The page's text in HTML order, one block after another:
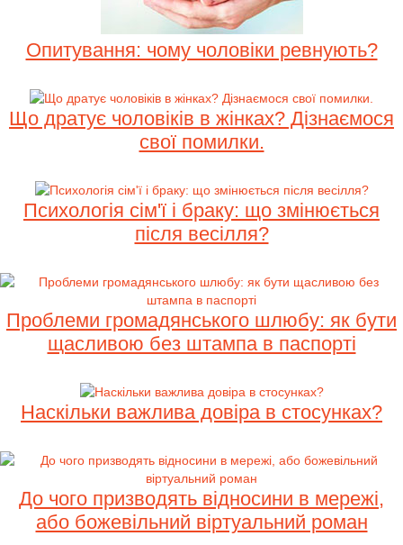
Опитування: чому чоловіки ревнують?
Що дратує чоловіків в жінках? Дізнаємося
свої помилки.
Психологія сім'ї і браку: що змінюється
після весілля?
Проблеми громадянського шлюбу: як бути
щасливою без штампа в паспорті
Наскільки важлива довіра в стосунках?
До чого призводять відносини в мережі,
або божевільний віртуальний роман